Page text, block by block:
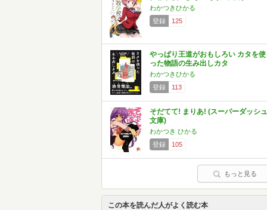
わかつきひかる
登録
125
やっぱり王道がおもしろい カタを使
った物語の生み出しカタ
わかつきひかる
登録
113
そだてて! まりあ! (スーパーダッシュ
文庫)
わかつき ひかる
登録
105
もっと見る
この本を読んだ人がよく読む本